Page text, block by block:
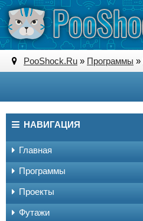
PooShock.Ru » Программы »
НАВИГАЦИЯ
Главная
Программы
Проекты
Футажи